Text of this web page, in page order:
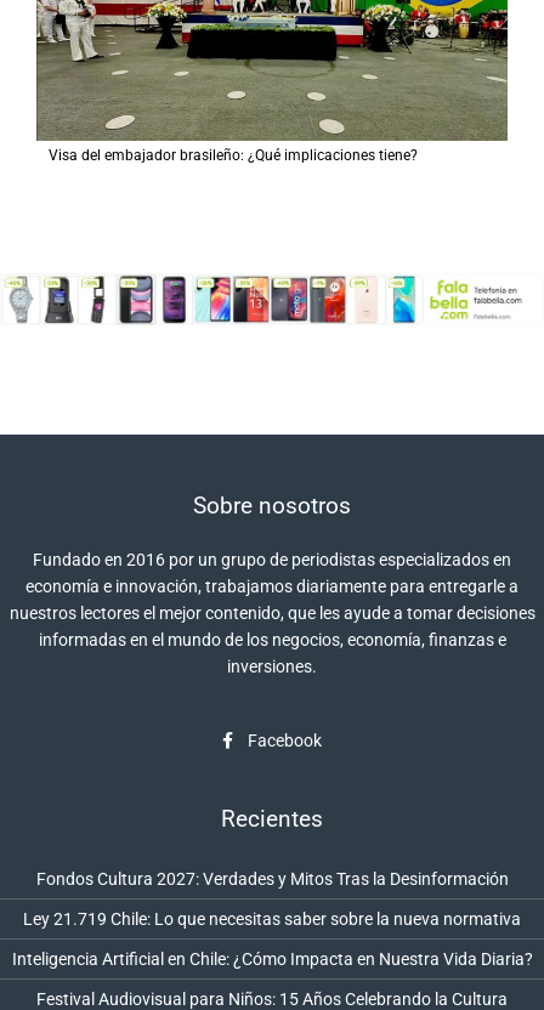
Visa del embajador brasileño: ¿Qué implicaciones tiene?
Sobre nosotros
Fundado en 2016 por un grupo de periodistas especializados en
economía e innovación, trabajamos diariamente para entregarle a
nuestros lectores el mejor contenido, que les ayude a tomar decisiones
informadas en el mundo de los negocios, economía, finanzas e
inversiones.
Facebook
Recientes
Fondos Cultura 2027: Verdades y Mitos Tras la Desinformación
Ley 21.719 Chile: Lo que necesitas saber sobre la nueva normativa
Inteligencia Artificial en Chile: ¿Cómo Impacta en Nuestra Vida Diaria?
Festival Audiovisual para Niños: 15 Años Celebrando la Cultura